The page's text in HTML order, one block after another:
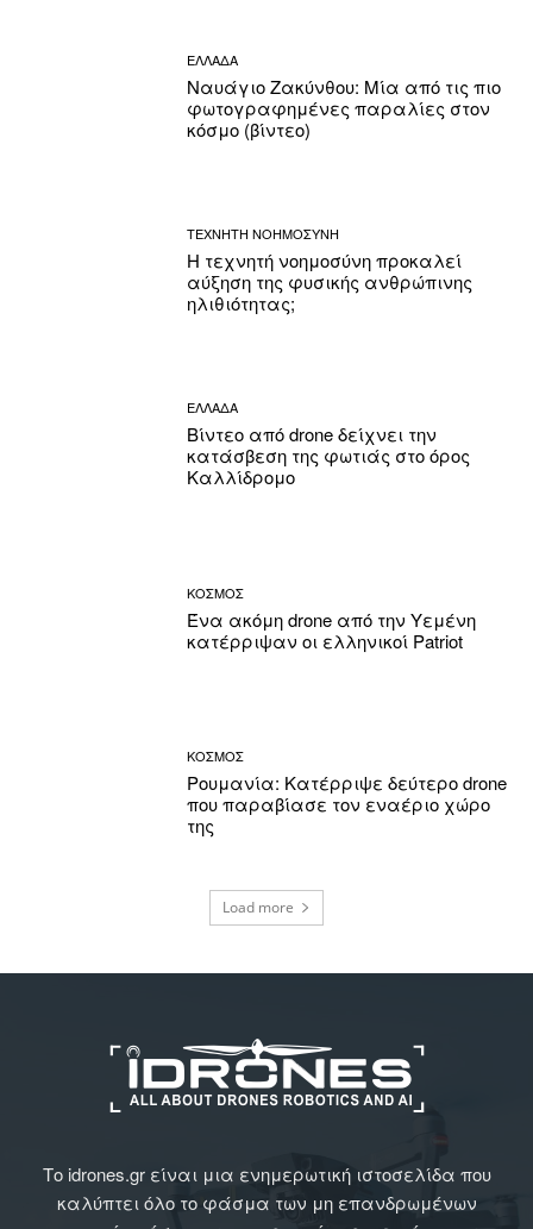
ΕΛΛΑΔΑ
Ναυάγιο Ζακύνθου: Μία από τις πιο
φωτογραφημένες παραλίες στον
κόσμο (βίντεο)
ΤΕΧΝΗΤΗ ΝΟΗΜΟΣΥΝΗ
Η τεχνητή νοημοσύνη προκαλεί
αύξηση της φυσικής ανθρώπινης
ηλιθιότητας;
ΕΛΛΑΔΑ
Βίντεο από drone δείχνει την
κατάσβεση της φωτιάς στο όρος
Καλλίδρομο
ΚΟΣΜΟΣ
Ένα ακόμη drone από την Υεμένη
κατέρριψαν οι ελληνικοί Patriot
ΚΟΣΜΟΣ
Ρουμανία: Κατέρριψε δεύτερο drone
που παραβίασε τον εναέριο χώρο
της
Load more
Το idrones.gr είναι μια ενημερωτική ιστοσελίδα που
καλύπτει όλο το φάσμα των μη επανδρωμένων